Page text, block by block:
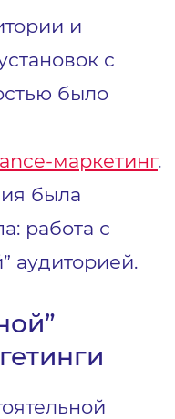
и
с
было
маркетинг.
была
работа с
аудиторией.